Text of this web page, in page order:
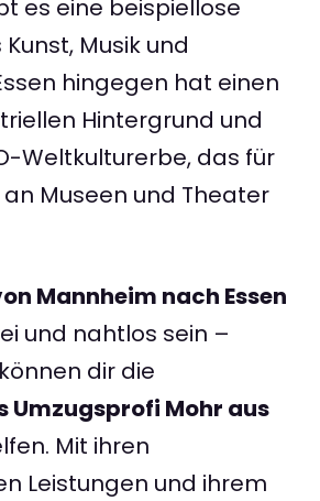
es eine beispiellose
Musik und
hingegen hat einen
Hintergrund und
Weltkulturerbe, das für
Museen und Theater
Mannheim nach Essen
und nahtlos sein –
dir die
Umzugsprofi Mohr aus
Mit ihren
Leistungen und ihrem